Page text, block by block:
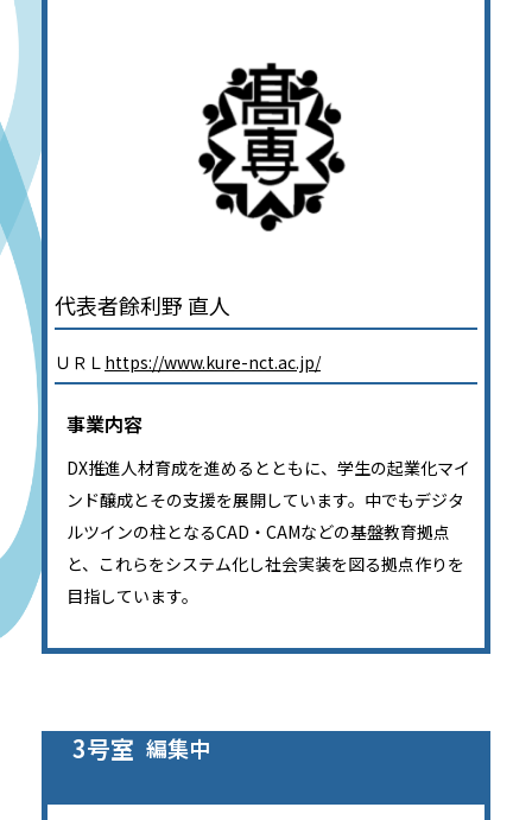
代表者餘利野 直人
ＵＲＬ https://www.kure-nct.ac.jp/
事業内容
DX推進人材育成を進めるとともに、学生の起業化マイ
ンド醸成とその支援を展開しています。中でもデジタ
ルツインの柱となるCAD・CAMなどの基盤教育拠点
と、これらをシステム化し社会実装を図る拠点作りを
目指しています。
3号室 編集中